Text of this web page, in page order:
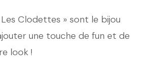
de
prix :
Clodettes » sont le bijou
une touche de fun et de
look !